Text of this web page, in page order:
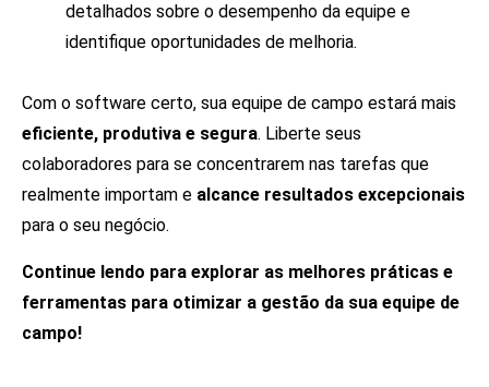
detalhados sobre o desempenho da equipe e
identifique oportunidades de melhoria.
Com o software certo, sua equipe de campo estará mais
eficiente, produtiva e segura. Liberte seus
colaboradores para se concentrarem nas tarefas que
realmente importam e alcance resultados excepcionais
para o seu negócio.
Continue lendo para explorar as melhores práticas e
ferramentas para otimizar a gestão da sua equipe de
campo!